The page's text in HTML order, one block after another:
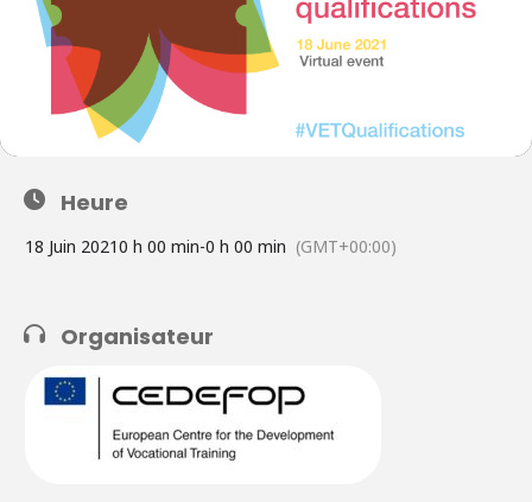
Heure
18 Juin 20210 h 00 min-0 h 00 min (GMT+00:00)
Organisateur